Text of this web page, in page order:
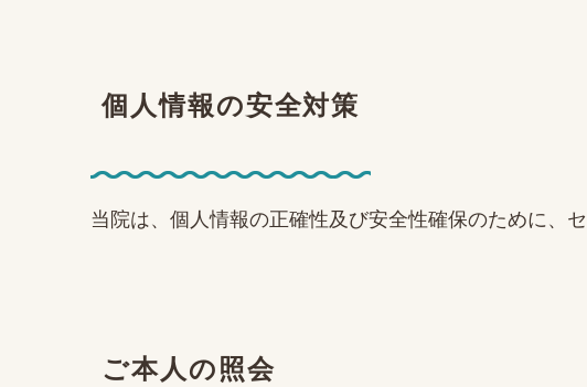
個人情報の安全対策
当院は、個人情報の正確性及び安全性確保のために、
ご本人の照会